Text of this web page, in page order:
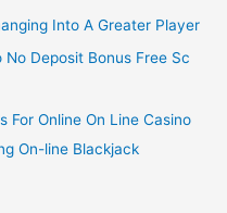
Into A Greater Player
Deposit Bonus Free Sc
For Online On Line Casino
On-line Blackjack